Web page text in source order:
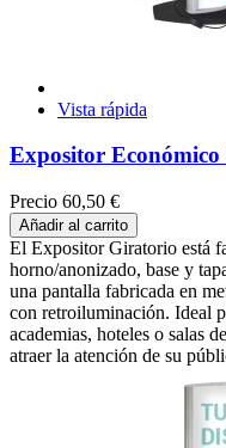
Vista rápida
Expositor
Precio 60,50 €
Añadir al carrito
El Expositor Giratorio está
horno/anonizado, base y
una pantalla fabricada en
con retroiluminación. Ideal
academias, hoteles o salas
atraer la atención de su